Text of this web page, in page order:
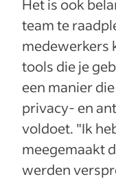
Het is ook
team te
medewerkers
tools die je
een manier
privacy- en
voldoet. "Ik
meegemaakt
werden